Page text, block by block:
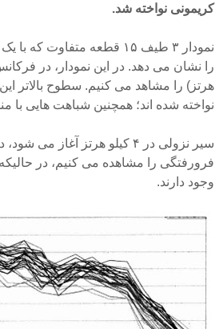
کریمونی نواخته شد.
نمودار ۳ طیف ۱۵ قطعه
هرتز) را مشاهد می کنیم. سطوح بالاتر این
نواخته شده اند؛ همچنین شباهت هایی با منحنی های
وجود دارند.